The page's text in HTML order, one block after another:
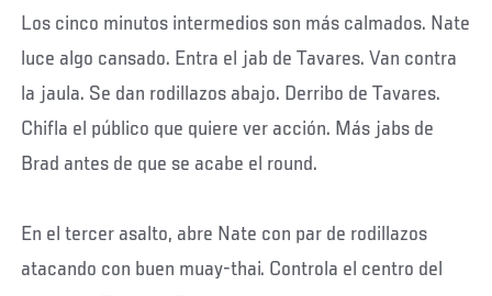
Los cinco minutos intermedios son más calmados. Nate
luce algo cansado. Entra el jab de Tavares. Van contra
la jaula. Se dan rodillazos abajo. Derribo de Tavares.
Chifla el público que quiere ver acción. Más jabs de
Brad antes de que se acabe el round.
En el tercer asalto, abre Nate con par de rodillazos
atacando con buen muay-thai. Controla el centro del